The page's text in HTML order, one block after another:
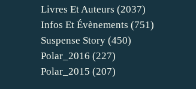
Livres Et Auteurs (2037)
Infos Et Évènements (751)
Suspense Story (450)
Polar_2016 (227)
Polar_2015 (207)